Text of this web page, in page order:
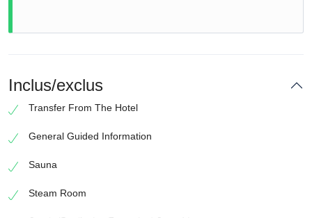
Inclus/exclus
Transfer From The Hotel
General Guided Information
Sauna
Steam Room